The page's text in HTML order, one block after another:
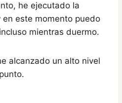
he ejecutado la
este momento puedo
mientras duermo.
alcanzado un alto nivel